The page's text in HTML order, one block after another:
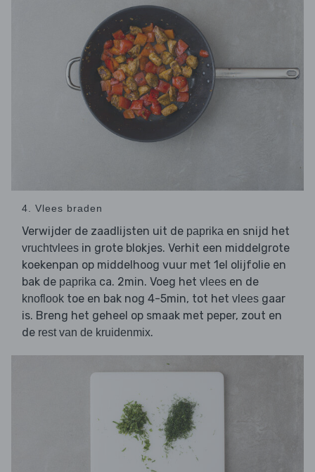
4. Vlees braden
Verwijder de zaadlijsten uit de paprika en snijd het
vruchtvlees in grote blokjes. Verhit een middelgrote
koekenpan op middelhoog vuur met 1el olijfolie en
bak de paprika ca. 2min. Voeg het vlees en de
knoflook toe en bak nog 4-5min, tot het vlees gaar
is. Breng het geheel op smaak met peper, zout en
de rest van de kruidenmix.